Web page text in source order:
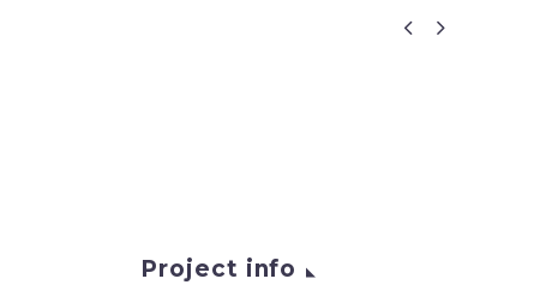
 
Project info